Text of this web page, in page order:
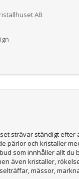
AB
strävar ständigt efter
pärlor och kristaller
som innhåller allt du
även kristaller,
mässor,